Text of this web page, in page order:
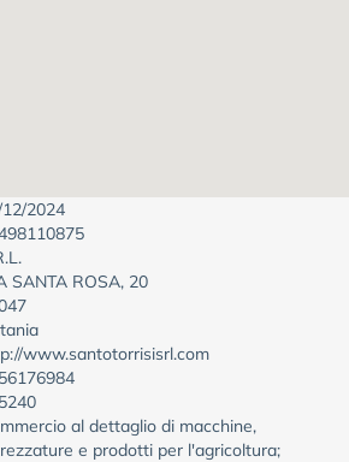
2024
SANTA ROSA, 20
www.santotorrisisrl.com
al dettaglio di macchine,
e prodotti per l'agricoltura;